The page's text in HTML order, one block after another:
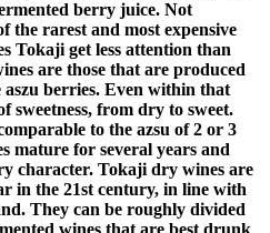
berry juice. Not
the rarest and most expensive
Tokaji get less attention than
are those that are produced
berries. Even within that
sweetness, from dry to sweet.
to the azsu of 2 or 3
mature for several years and
character. Tokaji dry wines are
in the 21st century, in line with
They can be roughly divided
wines that are best drunk